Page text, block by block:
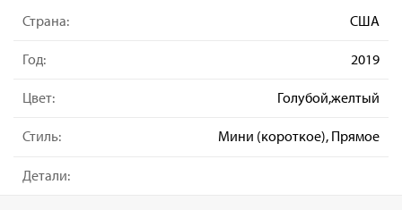
Страна: США
Год: 2019
Цвет: Голубой,желтый
Стиль: Мини (короткое), Прямое
Детали: